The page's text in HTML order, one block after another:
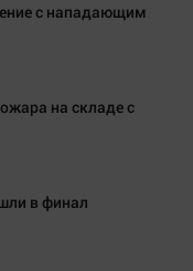
с нападающим
на складе с
в финал